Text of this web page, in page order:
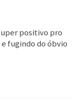
positivo pro
fugindo do óbvio